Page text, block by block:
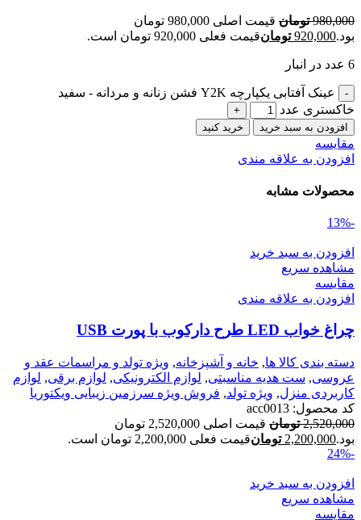
980,000 تومان
قیمت اصلی 980,000 تومان
بود.920,000 تومانقیمت فعلی 920,000 تومان است.
6 عدد در انبار
عینک آفتابی یکپارچه Y2K فشن زنانه و مردانه - سفید
خاکستری عدد
افزودن به سبد خرید خرید کنید
مقایسه
افزودن به علاقه مندی
محصولات مشابه
-13%
افزودن به سبد خرید
مشاهده سریع
مقایسه
افزودن به علاقه مندی
چراغ خواب LED طرح دارکوب با پورت USB
دسته بندی کالا ها, خانه و آشپزخانه, ویژه تولد و مراسمات عقد و
عروسی, ست هدیه مناسبتی, لوازم الکترونیکی, لوازم برقی, لوازم
کاربردی منزل, ویژه تولد, فروش ویژه سرزمین زیبایی ویکتوریا
کد محصول: acc0013
2,520,000 تومان
قیمت اصلی 2,520,000 تومان
بود.2,200,000 تومانقیمت فعلی 2,200,000 تومان است.
-24%
افزودن به سبد خرید
مشاهده سریع
مقایسه